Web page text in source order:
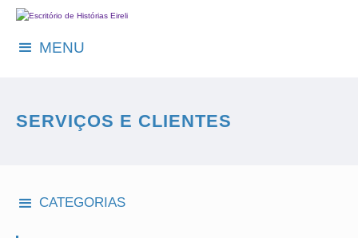
MENU
SERVIÇOS E CLIENTES
CATEGORIAS